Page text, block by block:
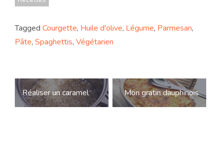
Tagged Courgette, Huile d'olive, Légume, Parmesan,
Pâte, Spaghettis, Végétarien
Navigation
de
Réaliser un caramel Mon gratin dauphinois